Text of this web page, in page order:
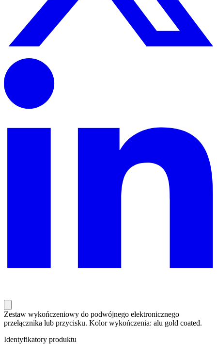
Zestaw wykończeniowy do podwójnego elektronicznego
przełącznika lub przycisku. Kolor wykończenia: alu gold coated.
Identyfikatory produktu